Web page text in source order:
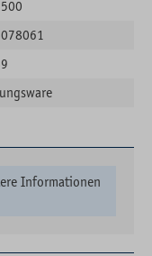
Informationen